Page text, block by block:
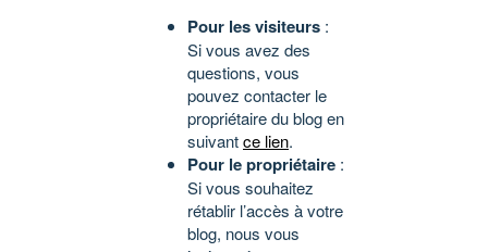
Pour les visiteurs :
Si vous avez des
questions, vous
pouvez contacter le
propriétaire du blog en
suivantce lien.
Pour le propriétaire :
Si vous souhaitez
rétablir l’accès à votre
blog, nous vous